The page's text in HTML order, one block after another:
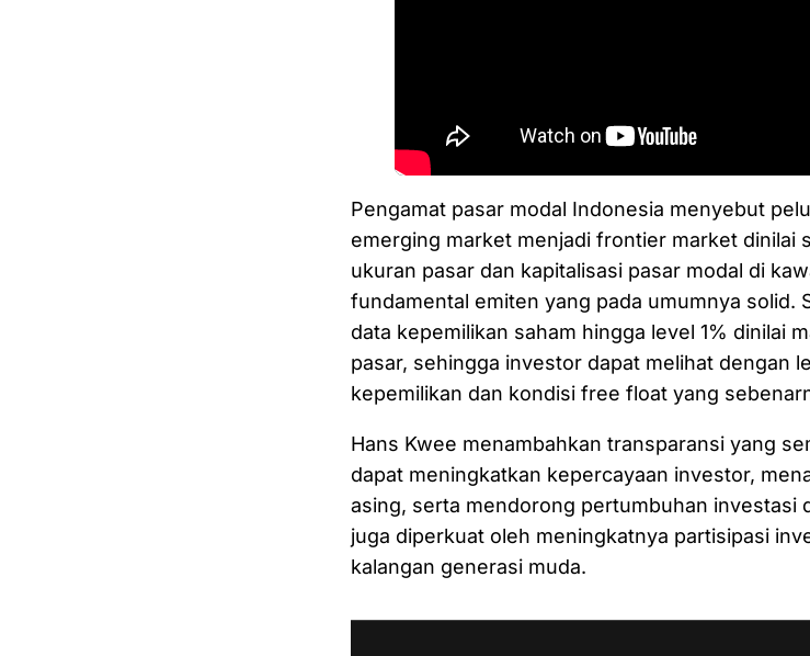
Pengamat pasar modal Indonesia menyebut
emerging market menjadi frontier market dinilai
ukuran pasar dan kapitalisasi pasar modal di
fundamental emiten yang pada umumnya solid.
data kepemilikan saham hingga level 1% dinilai
pasar, sehingga investor dapat melihat dengan
kepemilikan dan kondisi free float yang
Hans Kwee menambahkan transparansi yang
dapat meningkatkan kepercayaan investor,
asing, serta mendorong pertumbuhan investasi
juga diperkuat oleh meningkatnya partisipasi
kalangan generasi muda.